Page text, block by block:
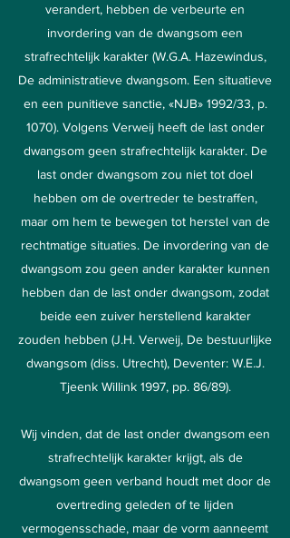
verandert, hebben de verbeurte en
invordering van de dwangsom een
strafrechtelijk karakter (W.G.A. Hazewindus,
De administratieve dwangsom. Een situatieve
en een punitieve sanctie, «NJB» 1992/33, p.
1070). Volgens Verweij heeft de last onder
dwangsom geen strafrechtelijk karakter. De
last onder dwangsom zou niet tot doel
hebben om de overtreder te bestraffen,
maar om hem te bewegen tot herstel van de
rechtmatige situaties. De invordering van de
dwangsom zou geen ander karakter kunnen
hebben dan de last onder dwangsom, zodat
beide een zuiver herstellend karakter
zouden hebben (J.H. Verweij, De bestuurlijke
dwangsom (diss. Utrecht), Deventer: W.E.J.
Tjeenk Willink 1997, pp. 86/89).
Wij vinden, dat de last onder dwangsom een
strafrechtelijk karakter krijgt, als de
dwangsom geen verband houdt met door de
overtreding geleden of te lijden
vermogensschade, maar de vorm aanneemt